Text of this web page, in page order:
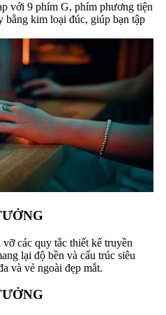
với 9 phím G, phím phương tiện
bằng kim loại đúc, giúp bạn tập
các quy tắc thiết kế truyền
lại độ bền và cấu trúc siêu
và vẻ ngoài đẹp mắt.